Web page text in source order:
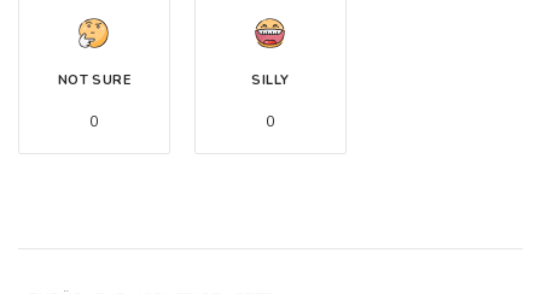
NOT SURE
0
SILLY
0